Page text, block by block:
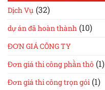
Dịch Vụ (32)
dự án đã hoàn thành (10)
ĐƠN GIÁ CÔNG TY
Đơn giá thi công phần thô (1)
Đơn giá thi công trọn gói (1)